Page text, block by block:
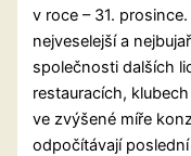
v roce – 31.
nejveselejší a
společnosti dalších
restauracích,
ve zvýšené míře
odpočítávají